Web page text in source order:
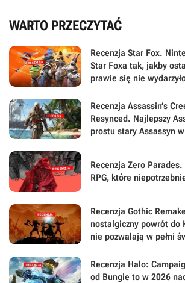
WARTO PRZECZYTAĆ
Recenzja Star Fox.
Star Foxa tak, jakby
prawie się nie
Recenzja Assassin’s
Resynced. Najlepszy
prostu stary Assassyn
Recenzja Zero Parades.
RPG, które
Recenzja Gothic
nostalgiczny powrót do
nie pozwalają w pełni
Recenzja Halo:
od Bungie to w 2026